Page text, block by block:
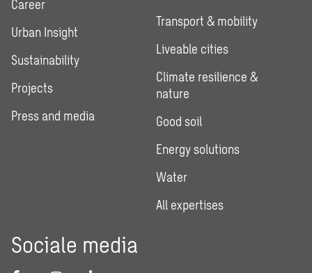
Career
Urban Insight
Sustainability
Projects
Press and media
Transport & mobility
Liveable cities
Climate resilience &
nature
Good soil
Energy solutions
Water
All expertises
Sociale media